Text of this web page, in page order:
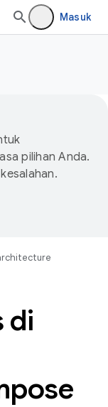
Masuk
pilihan Anda.
di